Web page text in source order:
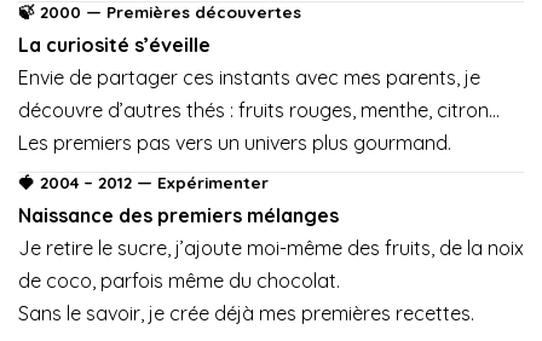
🍃 2000 — Premières découvertes
La curiosité s’éveille
Envie de partager ces instants avec mes parents, je
découvre d’autres thés : fruits rouges, menthe, citron…
Les premiers pas vers un univers plus gourmand.
🍓 2004 – 2012 — Expérimenter
Naissance des premiers mélanges
Je retire le sucre, j’ajoute moi-même des fruits, de la noix
de coco, parfois même du chocolat.
Sans le savoir, je crée déjà mes premières recettes.